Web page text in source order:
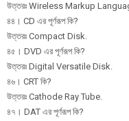
উত্তরঃ Wireless Markup
৪৪। CD এর পূর্ণরূপ কি?
উত্তরঃ Compact Disk.
৪৫। DVD এর পূর্ণরূপ কি?
উত্তরঃ Digital Versatile Disk.
৪৬। CRT কি?
উত্তরঃ Cathode Ray Tube.
৪৭। DAT এর পূর্ণরূপ কি?